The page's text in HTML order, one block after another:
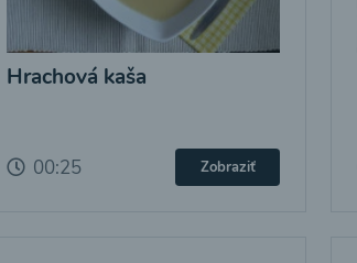
Hrachová kaša
00:25 Zobraziť